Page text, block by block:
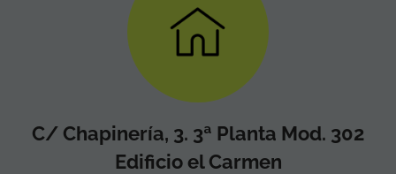
C/ Chapinería, 3. 3ª Planta Mod. 302
Edificio el Carmen